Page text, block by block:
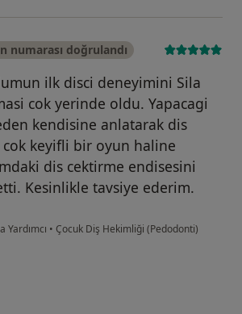
numarası doğrulandı
ilk disci deneyimini Sila
cok yerinde oldu. Yapacagi
kendisine anlatarak dis
keyifli bir oyun haline
dis cektirme endisesini
Kesinlikle tavsiye ederim.
Yardımcı • Çocuk Diş Hekimliği (Pedodonti)
göre ba...s